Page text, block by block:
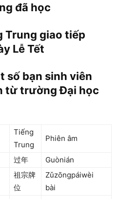
đã học
Trung giao tiếp
Lễ Tết
số bạn sinh viên
từ trường Đại học
Tiếng
Trung
Phiên âm
过年 Guònián
祖宗牌
位
Zǔzōngpáiwèi
bài